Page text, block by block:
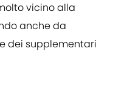
vicino alla
anche da
dei supplementari